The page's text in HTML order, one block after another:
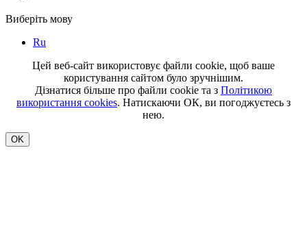
Виберіть мову
Ru
Цей веб-сайт використовує файли cookie, щоб ваше
користування сайтом було зручнішим.
Дізнатися більше про файли cookie та з Політикою
використання cookies. Натискаючи ОК, ви погоджуєтесь з
нею.
OK